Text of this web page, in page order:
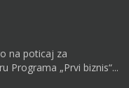
na poticaj za
Programa „Prvi biznis“...